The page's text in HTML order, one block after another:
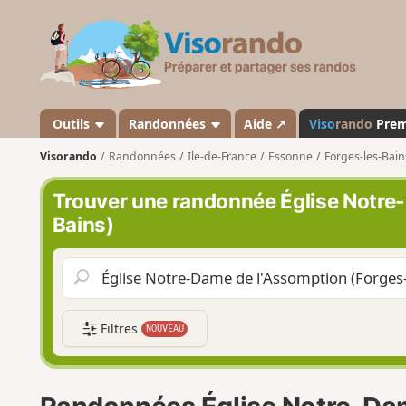
s
a
n
d
o
Outils Randonnées Aide ↗ Visorando
Visorando Randonnées Ile-de-France Essonne Forges-les-
Trouver une randonnée Église
Bains)
Filtres NOUVEAU